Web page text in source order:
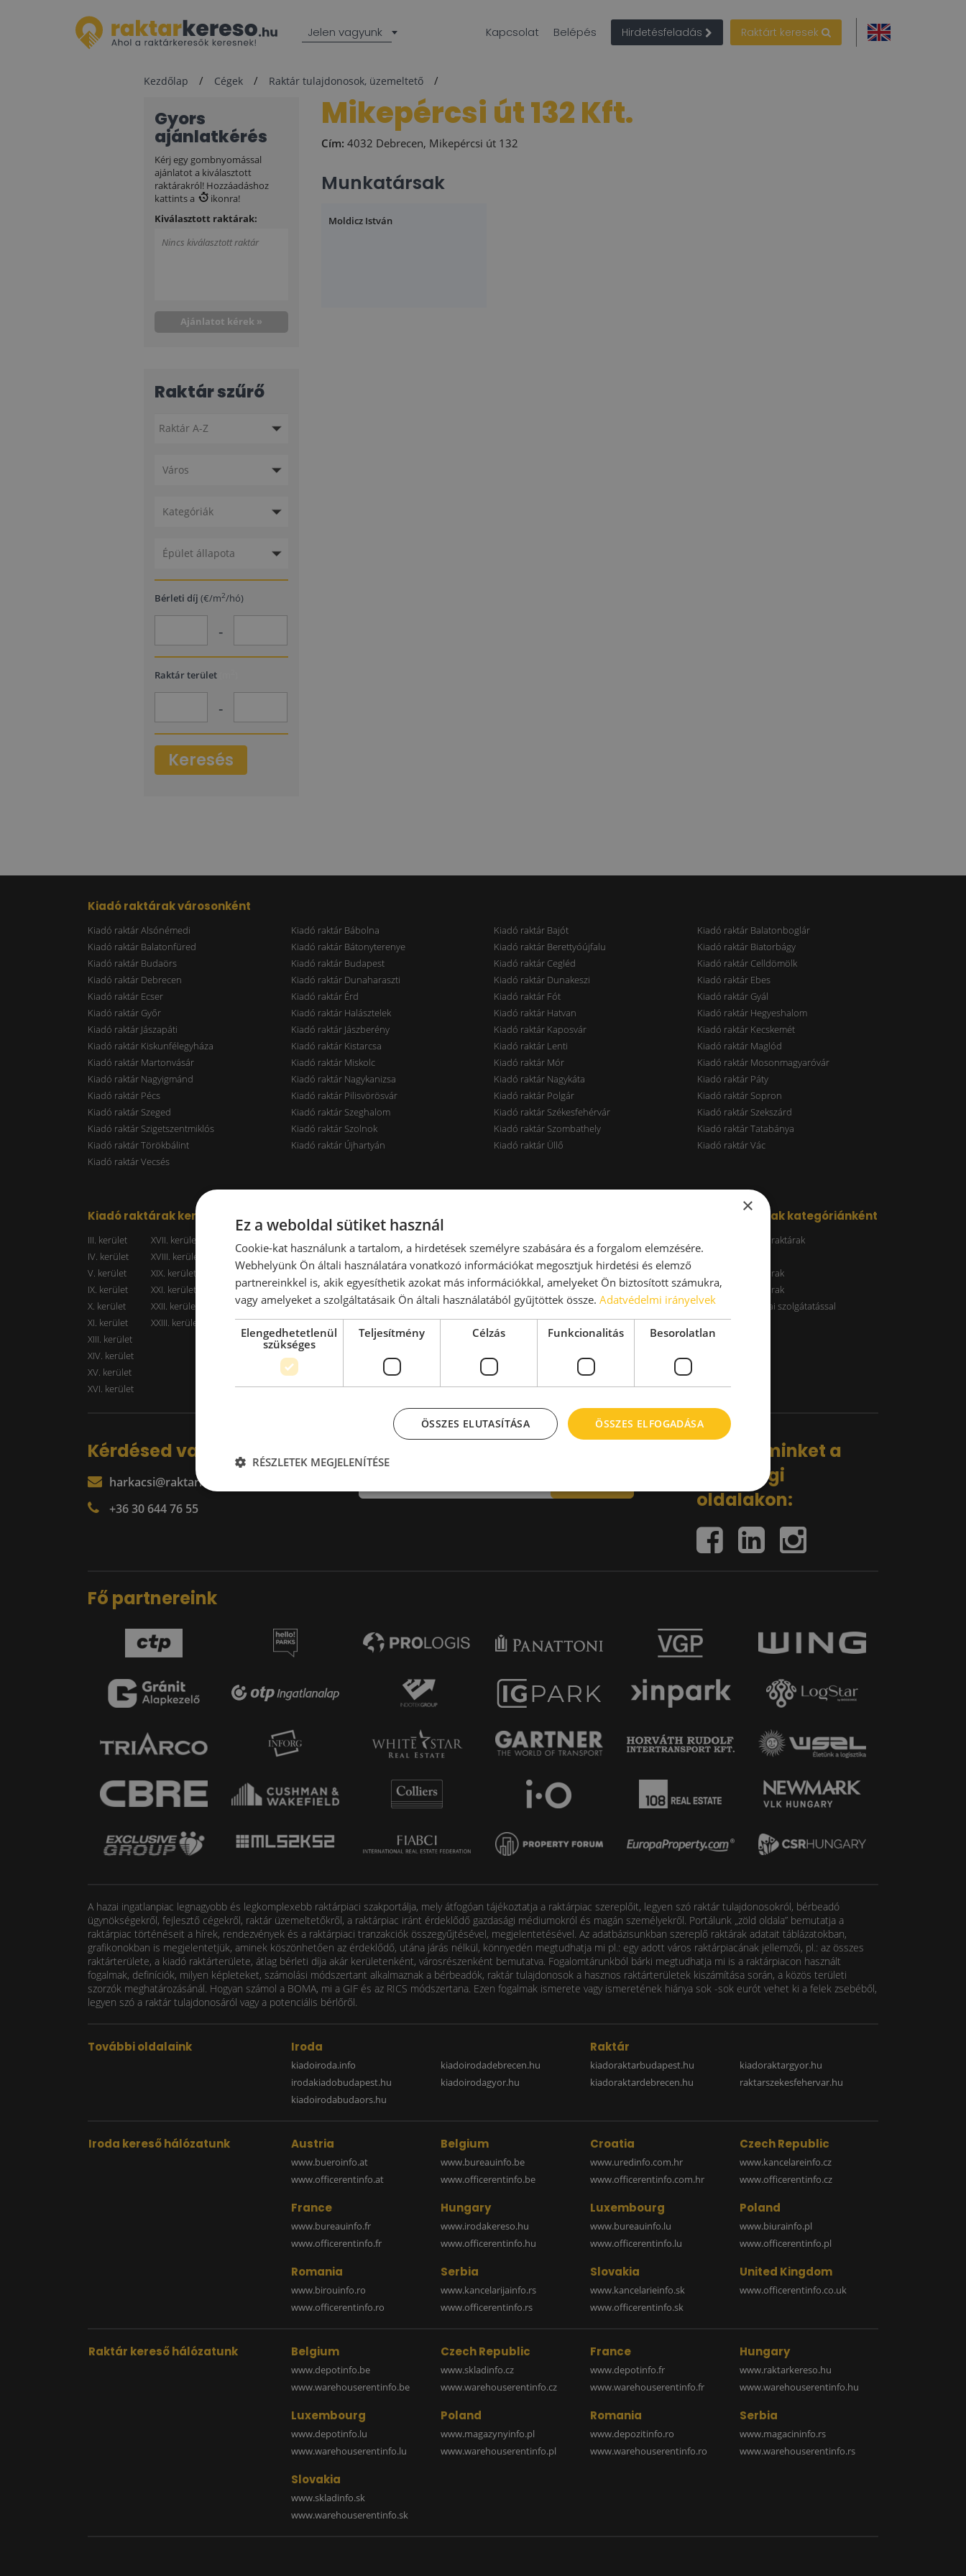
Jelen vagyunk Kapcsolat Belépés Hirdetésfeladás Raktárt keresek
Kezdőlap Cégek Raktár tulajdonosok, üzemeltető
Gyors
ajánlatkérés
Kérj egy gombnyomással
ajánlatot a kiválasztott
raktárakról! Hozzáadáshoz
kattints a
ikonra!
Kiválasztott raktárak:
Nincs kiválasztott raktár
Ajánlatot kérek »
Raktár szűrő
Város
Kategóriák
Épület állapota
Bérleti díj (€/m2/hó)
-
Raktár terület
-
Keresés
Mikepércsi út 132 Kft.
Cím: 4032 Debrecen, Mikepércsi út 132
Munkatársak
Moldicz István
Kiadó raktárak városonként
Kiadó raktár Alsónémedi Kiadó raktár Bábolna Kiadó raktár Bajót
Kiadó raktár Balatonboglár
Kiadó raktár Balatonfüred
Kiadó raktár Bátonyterenye Kiadó raktár Berettyóújfalu
Kiadó raktár Biatorbágy
Kiadó raktár Budaörs
Kiadó raktár Budapest Kiadó raktár Cegléd
Kiadó raktár Celldömölk
Kiadó raktár Debrecen
Kiadó raktár Dunaharaszti Kiadó raktár Dunakeszi
Kiadó raktár Ebes
Kiadó raktár Ecser
Kiadó raktár Érd Kiadó raktár Fót
Kiadó raktár Gyál
Kiadó raktár Győr
Kiadó raktár Halásztelek Kiadó raktár Hatvan
Kiadó raktár Hegyeshalom
Kiadó raktár Jászapáti
Kiadó raktár Jászberény Kiadó raktár Kaposvár
Kiadó raktár Kecskemét
Kiadó raktár Kiskunfélegyháza
Kiadó raktár Kistarcsa Kiadó raktár Lenti
Kiadó raktár Maglód
Kiadó raktár Martonvásár
Kiadó raktár Miskolc Kiadó raktár Mór
Kiadó raktár Mosonmagyaróvár
Kiadó raktár Nagyigmánd
Kiadó raktár Nagykanizsa Kiadó raktár Nagykáta
Kiadó raktár Páty
Kiadó raktár Pécs
Kiadó raktár Pilisvörösvár Kiadó raktár Polgár
Kiadó raktár Sopron
Kiadó raktár Szeged
Kiadó raktár Szeghalom Kiadó raktár Székesfehérvár
Kiadó raktár Szekszárd
Kiadó raktár Szigetszentmiklós
Kiadó raktár Szolnok Kiadó raktár Szombathely
Kiadó raktár Tatabánya
Kiadó raktár Törökbálint
Kiadó raktár Újhartyán Kiadó raktár Üllő
Kiadó raktár Vác
Kiadó raktár Vecsés
Kiadó raktárak kerületenként
III. kerület
IV. kerület
V. kerület
IX. kerület
X. kerület
XI. kerület
XIII. kerület
XIV. kerület
XV. kerület
XVI. kerület
XVII. kerület
XVIII. kerület
XIX. kerület
XXI. kerület
XXII. kerület
XXIII. kerület
Raktárak ár szerint
Kiadó raktár 7-10 EUR
Kiadó raktár 10-14 EUR
Kiadó raktár > 14 EUR
Kiadó raktár 100-300 m2
Kiadó raktár 300-600 m2
Kiadó raktár 600-1000 m2
Kiadó raktár 1000-2000 m2
Kiadó raktár > 2000 m2
Kiadó raktárak kategóriánként
Energiatakarékos raktárak
ESG raktár
A kategóriás raktárak
B kategóriás raktárak
Raktárak logisztikai szolgátatással
Kérdésed van?
harkacsi@raktarkereso.hu
+36 30 644 76 55
Hírlevél
Kövess minket a
közösségi
oldalakon:
Fő partnereink
A hazai ingatlanpiac legnagyobb és legkomplexebb raktárpiaci szakportálja, mely átfogóan tájékoztatja a raktárpiac szereplőit, legyen szó raktár tulajdonosokról, bérbeadó
ügynökségekről, fejlesztő cégekről, raktár üzemeltetőkről, a raktárpiac iránt érdeklődő gazdasági médiumokról és magán személyekről. Portálunk „zöld oldala” bemutatja a
raktárpiac történéseit a hírek, rendezvények és a raktárpiaci tranzakciók összegyűjtésével, megjelentetésével. Az adatbázisunkban szereplő raktárak adatait táblázatokban,
grafikonokban is megjelentetjük, aminek köszönhetően az érdeklődő, utána járás nélkül, könnyedén megtudhatja mi pl.: egy adott város raktárpiacának jellemzői, pl.: az összes
raktárterülete, a kiadó raktárterülete, átlag bérleti díja akár kerületenként, városrészenként bemutatva. Fogalomtárunkból bárki megtudhatja mi is a raktárpiacon használt
fogalmak, definíciók, milyen képleteket, számolási módszertant alkalmaznak a bérbeadók, raktár tulajdonosok a hasznos raktárterületek kiszámítása során, a közös területi
szorzók meghatározásánál. Hogyan számol a BOMA, mi a GIF és az RICS módszertana. Ezen fogalmak ismerete vagy ismeretének hiánya sok -sok eurót vehet ki a felek zsebéből,
legyen szó a raktár tulajdonosáról vagy a potenciális bérlőről.
További oldalaink Iroda
kiadoiroda.info
irodakiadobudapest.hu
kiadoirodabudaors.hu
kiadoirodadebrecen.hu
kiadoirodagyor.hu
Raktár
kiadoraktarbudapest.hu
kiadoraktardebrecen.hu
kiadoraktargyor.hu
raktarszekesfehervar.hu
Iroda kereső hálózatunk Austria
www.bueroinfo.at
www.officerentinfo.at
Belgium
www.bureauinfo.be
www.officerentinfo.be
Croatia
www.uredinfo.com.hr
www.officerentinfo.com.hr
Czech Republic
www.kancelareinfo.cz
www.officerentinfo.cz
France
www.bureauinfo.fr
www.officerentinfo.fr
Hungary
www.irodakereso.hu
www.officerentinfo.hu
Luxembourg
www.bureauinfo.lu
www.officerentinfo.lu
Poland
www.biurainfo.pl
www.officerentinfo.pl
Romania
www.birouinfo.ro
www.officerentinfo.ro
Serbia
www.kancelarijainfo.rs
www.officerentinfo.rs
Slovakia
www.kancelarieinfo.sk
www.officerentinfo.sk
United Kingdom
www.officerentinfo.co.uk
Raktár kereső hálózatunk Belgium
www.depotinfo.be
www.warehouserentinfo.be
Czech Republic
www.skladinfo.cz
www.warehouserentinfo.cz
France
www.depotinfo.fr
www.warehouserentinfo.fr
Hungary
www.raktarkereso.hu
www.warehouserentinfo.hu
Luxembourg
www.depotinfo.lu
www.warehouserentinfo.lu
Poland
www.magazynyinfo.pl
www.warehouserentinfo.pl
Romania
www.depozitinfo.ro
www.warehouserentinfo.ro
Serbia
www.magacininfo.rs
www.warehouserentinfo.rs
Slovakia
www.skladinfo.sk
www.warehouserentinfo.sk
×
Ez a weboldal sütiket használ
Cookie-kat használunk a tartalom, a hirdetések személyre szabására és a forgalom elemzésére.
Webhelyünk Ön általi használatára vonatkozó információkat megosztjuk hirdetési és elemző
partnereinkkel is, akik egyesíthetik azokat más információkkal, amelyeket Ön biztosított számukra,
vagy amelyeket a szolgáltatásaik Ön általi használatából gyűjtöttek össze. Adatvédelmi irányelvek
Elengedhetetlenül
szükséges
Teljesítmény Célzás Funkcionalitás Besorolatlan
ÖSSZES ELFOGADÁSA
ÖSSZES ELUTASÍTÁSA
RÉSZLETEK MEGJELENÍTÉSE